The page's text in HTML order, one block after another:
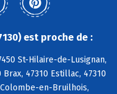
est proche de :
St-Hilaire-de-Lusignan,
Brax, 47310 Estillac, 47310
en-Bruilhois,